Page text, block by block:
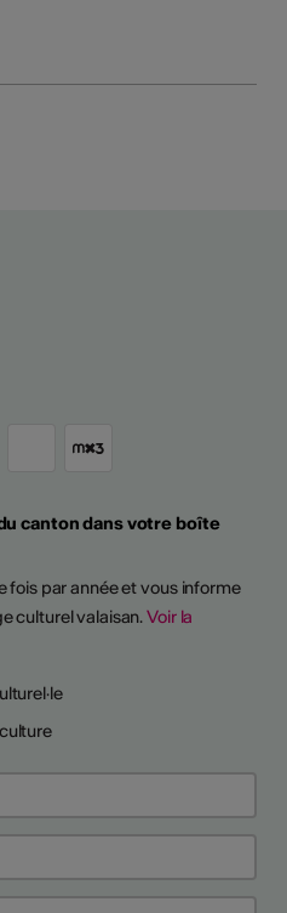
canton dans votre boîte
par année et vous informe
culturel valaisan.Voir la